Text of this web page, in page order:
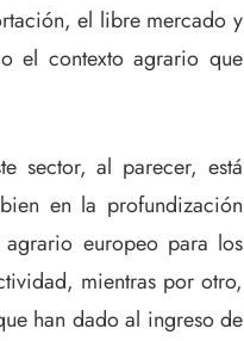
el libre mercado y
el contexto agrario que
sector, al parecer, está
en la profundización
europeo para los
mientras por otro,
han dado al ingreso de